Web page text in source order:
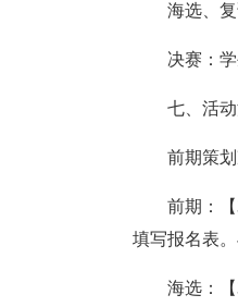
海选、
决赛：
七、活
前期策
前期：
填写报名表
海选：